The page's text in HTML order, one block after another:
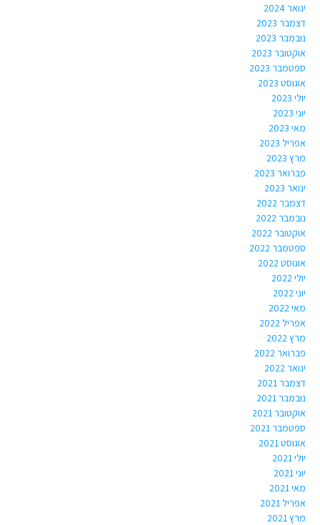
ינואר 2024
דצמבר 2023
נובמבר 2023
אוקטובר 2023
ספטמבר 2023
אוגוסט 2023
יולי 2023
יוני 2023
מאי 2023
אפריל 2023
מרץ 2023
פברואר 2023
ינואר 2023
דצמבר 2022
נובמבר 2022
אוקטובר 2022
ספטמבר 2022
אוגוסט 2022
יולי 2022
יוני 2022
מאי 2022
אפריל 2022
מרץ 2022
פברואר 2022
ינואר 2022
דצמבר 2021
נובמבר 2021
אוקטובר 2021
ספטמבר 2021
אוגוסט 2021
יולי 2021
יוני 2021
מאי 2021
אפריל 2021
מרץ 2021